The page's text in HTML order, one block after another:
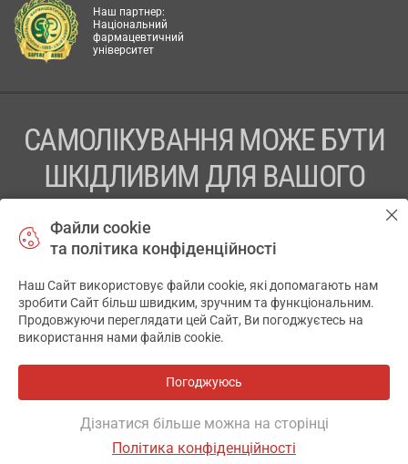
Наш партнер:
Національний
фармацевтичний
університет
САМОЛІКУВАННЯ МОЖЕ БУТИ
ШКІДЛИВИМ ДЛЯ ВАШОГО
ПЕРЕД ЗАСТОСУВАННЯМ ПРЕПАРАТУ ПРОКОНСУЛЬТУЙТЕСЬ
ТОВ «АПТЕКА 911.ЮА» Код ЄДРПОУ 43631965.
Відмова від відповідальності
© 2014-2026. Медична інформаційна система АПТЕКА911.ЮА
Файли cookie
та політика конфіденційності
Наш Сайт використовує файли cookie, які допомагають нам
зробити Сайт більш швидким, зручним та функціональним.
Продовжуючи переглядати цей Сайт, Ви погоджуєтесь на
використання нами файлів cookie.
Погоджуюсь
Дізнатися більше можна на сторінці
Політика конфіденційності
✕